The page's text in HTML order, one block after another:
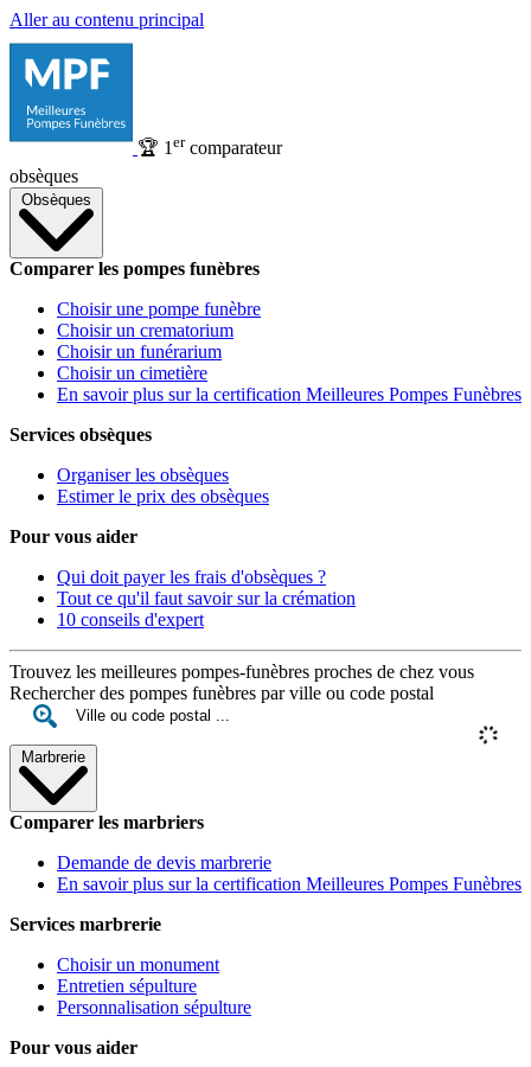
Aller au contenu principal
🏆 1 ercomparateur
obsèques
Obsèques
Comparer les pompes funèbres
Choisir une pompe funèbre
Choisir un crematorium
Choisir un funérarium
Choisir un cimetière
En savoir plus sur la certification Meilleures Pompes Funèbres
Services obsèques
Organiser les obsèques
Estimer le prix des obsèques
Pour vous aider
Qui doit payer les frais d'obsèques ?
Tout ce qu'il faut savoir sur la crémation
10 conseils d'expert
Trouvez les meilleures pompes-funèbres proches de chez vous
Rechercher des pompes funèbres par ville ou code postal
Marbrerie
Comparer les marbriers
Demande de devis marbrerie
En savoir plus sur la certification Meilleures Pompes Funèbres
Services marbrerie
Choisir un monument
Entretien sépulture
Personnalisation sépulture
Pour vous aider